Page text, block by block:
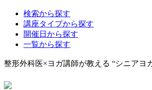
検索から探す
講座タイプから探す
開催日から探す
一覧から探す
整形外科医×ヨガ講師が教える “シニアヨ